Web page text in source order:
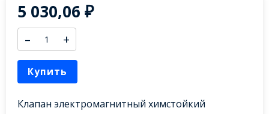
5 030,06₽
– +
Купить
Клапан электромагнитный химстойкий